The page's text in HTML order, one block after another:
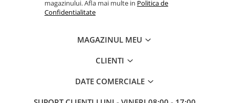
Corpuri si surse de iluminat
magazinului. Afla mai multe in Politica de
Confidentialitate
MAGAZINUL MEU
CLIENTI
DATE COMERCIALE